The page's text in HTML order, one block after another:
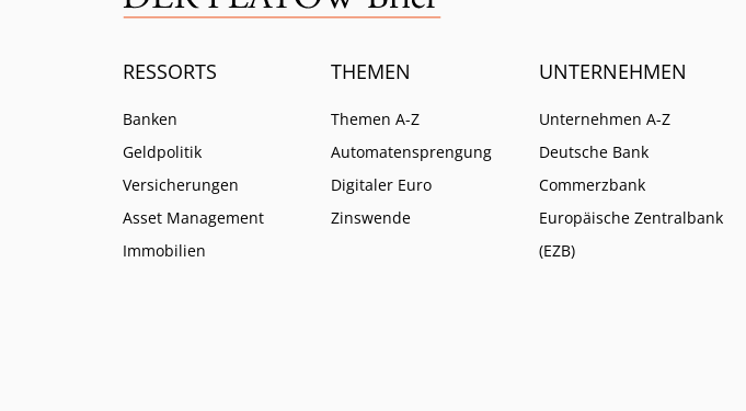
RESSORTS
Banken
Geldpolitik
Versicherungen
Asset Management
Immobilien
THEMEN
Themen A-Z
Automatensprengung
Digitaler Euro
Zinswende
UNTERNEHMEN
Unternehmen A-Z
Deutsche Bank
Commerzbank
Europäische Zentralbank
(EZB)